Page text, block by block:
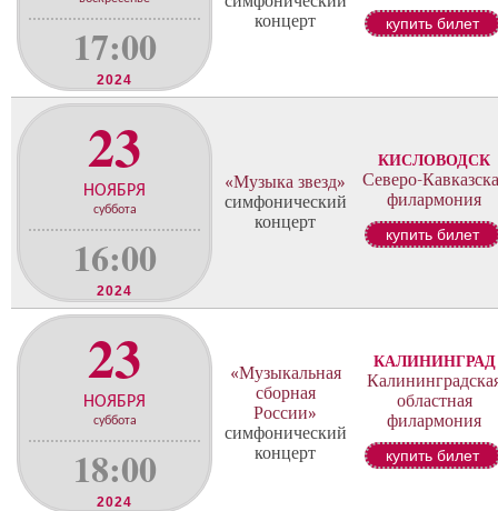
17:00
2024
концерт
купить билет
23
НОЯБРЯ
суббота
16:00
2024
«Музыка звезд»
симфонический
концерт
КИСЛОВОДСК
Северо-
филармония
купить билет
23
НОЯБРЯ
суббота
18:00
2024
«Музыкальная
сборная
России»
симфонический
концерт
КАЛИНИНГРАД
областная
филармония
купить билет